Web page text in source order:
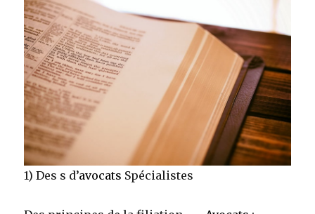
1) Des s d’avocats Spécialistes